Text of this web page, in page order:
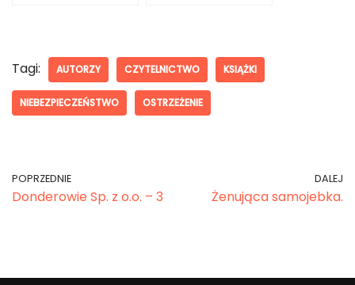
Tagi: AUTORZY CZYTELNICTWO KSIĄŻKI
NIEBEZPIECZEŃSTWO OSTRZEŻENIE
POPRZEDNIE
Donderowie Sp. z o.o. – 3
DALEJ
Żenująca samojebka.